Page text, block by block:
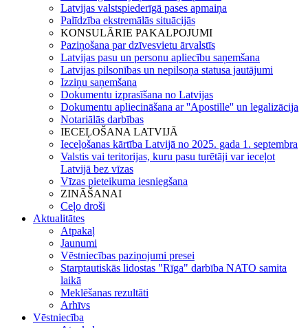
Latvijas valstspiederīgā pases apmaiņa
Palīdzība ekstremālās situācijās
KONSULĀRIE PAKALPOJUMI
Paziņošana par dzīvesvietu ārvalstīs
Latvijas pasu un personu apliecību saņemšana
Latvijas pilsonības un nepilsoņa statusa jautājumi
Izziņu saņemšana
Dokumentu izprasīšana no Latvijas
Dokumentu apliecināšana ar ''Apostille'' un legalizācija
Notariālās darbības
IECEĻOŠANA LATVIJĀ
Ieceļošanas kārtība Latvijā no 2025. gada 1. septembra
Valstis vai teritorijas, kuru pasu turētāji var ieceļot
Latvijā bez vīzas
Vīzas pieteikuma iesniegšana
ZINĀŠANAI
Ceļo droši
Aktualitātes
Atpakaļ
Jaunumi
Vēstniecības paziņojumi presei
Starptautiskās lidostas "Rīga" darbība NATO samita
laikā
Meklēšanas rezultāti
Arhīvs
Vēstniecība